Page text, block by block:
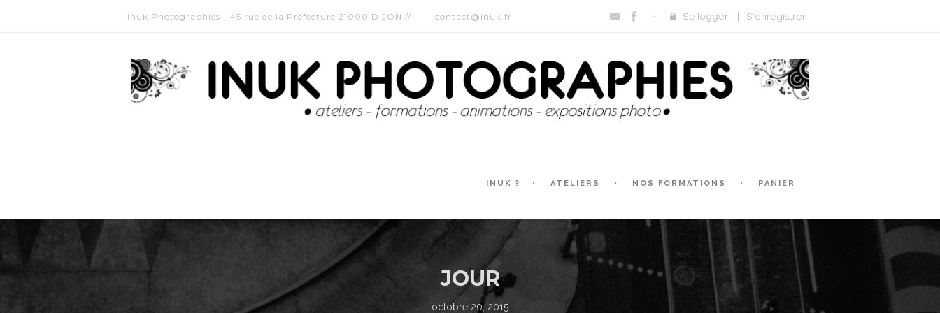
Inuk Photographies - 45 rue de la Préfecture 21000 DIJON // contact@inuk.fr Se logger | S’enregistrer
INUK ? ATELIERS NOS FORMATIONS PANIER
JOUR
octobre 20, 2015